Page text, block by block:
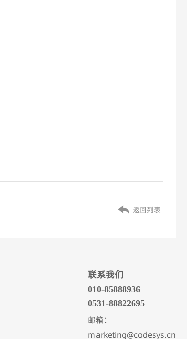
返回列表
联系我们
010-85888936
0531-88822695
邮箱：
marketing@codesys.cn